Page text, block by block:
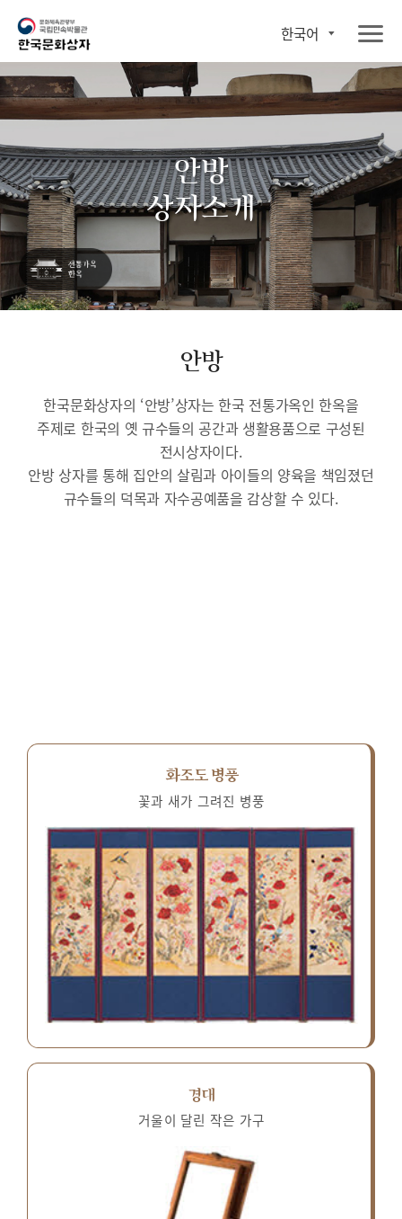
한국어
안방
상자소개
안방
한국문화상자의 ‘안방’상자는 한국 전통가옥인 한옥을
주제로 한국의 옛 규수들의 공간과 생활용품으로 구성된
전시상자이다.
안방 상자를 통해 집안의 살림과 아이들의 양육을 책임졌던
규수들의 덕목과 자수공예품을 감상할 수 있다.
화조도 병풍
꽃과 새가 그려진 병풍
경대
거울이 달린 작은 가구